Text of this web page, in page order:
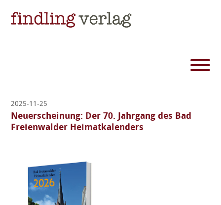
2025-11-25
Neuerscheinung: Der 70. Jahrgang des Bad
Freienwalder Heimatkalenders